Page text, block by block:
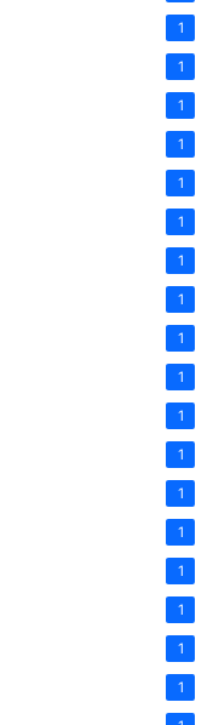
1
1
1
1
1
1
1
1
1
1
1
1
1
1
1
1
1
1